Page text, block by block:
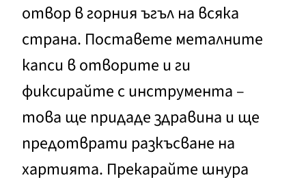
отвор в горния ъгъл на всяка
страна. Поставете металните
капси в отворите и ги
фиксирайте с инструмента –
това ще придаде здравина и ще
предотврати разкъсване на
хартията. Прекарайте шнура